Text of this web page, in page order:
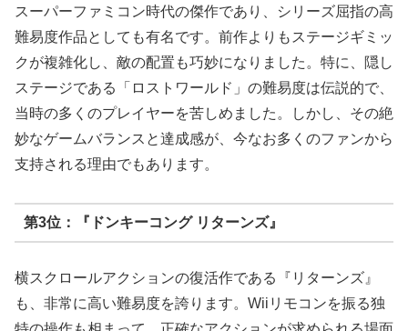
スーパーファミコン時代の傑作であり、シリーズ屈指の高
難易度作品としても有名です。前作よりもステージギミッ
クが複雑化し、敵の配置も巧妙になりました。特に、隠し
ステージである「ロストワールド」の難易度は伝説的で、
当時の多くのプレイヤーを苦しめました。しかし、 その絶
妙なゲームバランスと達成感が、今なお多くのファンから
支持される理由でもあります。
第3位：『ドンキーコング リターンズ』
横スクロールアクションの復活作である『リターンズ』
も、非常に高い難易度を誇ります。Wiiリモコンを振る独